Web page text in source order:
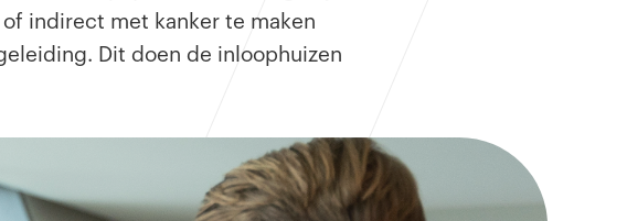
indirect met kanker te maken
Dit doen de inloophuizen